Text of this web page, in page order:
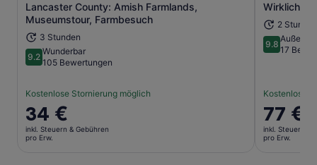
Lancaster County: Amish Farmlands,
Museumstour, Farmbesuch
3 Stunden
9.29.2 von 10
Wunderbar
105 Bewertungen
Kostenlose Stornierung möglich
Der
Preis
beträgt
34 €
inkl. Steuern & Gebühren
pro Erw.
Wird in einem neuen Tab geöffnet
Wirklich
2
9.89.8 von 10
17
Kostenlose
Der
Preis
beträgt
77 €
inkl. Steuern &
pro Erw.